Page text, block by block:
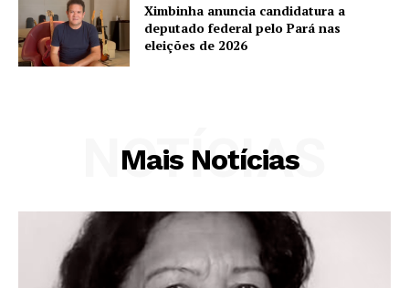
Ximbinha anuncia candidatura a
deputado federal pelo Pará nas
eleições de 2026
Mais Notícias
NOTÍCIAS